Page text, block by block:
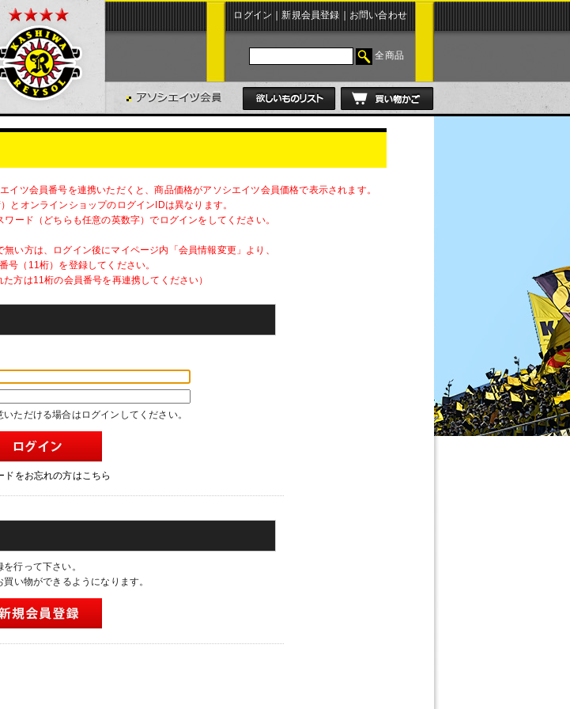
ログイン ｜新規会員登録 お問い合わせ
全商品
ツ会員番号を連携いただくと、商品価格がアソシエイツ会員価格で表示されます。
とオンラインショップのログインIDは異なります。
ード（どちらも任意の英数字）でログインをしてください。
い方は、ログイン後にマイページ内「会員情報変更」より、
号（11桁）を登録してください。
た方は11桁の会員番号を再連携してください）
いただける場合はログインしてください。
ドをお忘れの方はこちら
行って下さい。
い物ができるようになります。